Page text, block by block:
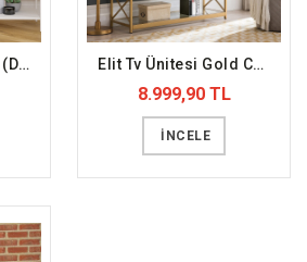
Fly Metal Tv Standı (DFFTV7) Elit Tv Ünitesi Gold Cam Yüzey (DFFTV6)
8.999,90 TL
İNCELE